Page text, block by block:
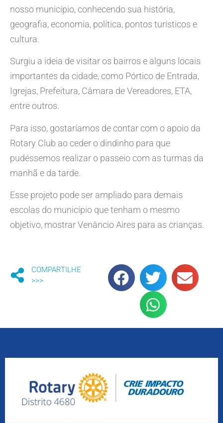
nosso município, conhecendo sua história,
geografia, economia, política, pontos turísticos e
cultura.
Surgiu a ideia de visitar os bairros e alguns locais
importantes da cidade, como Pórtico de Entrada,
Igrejas, Prefeitura, Câmara de Vereadores, ETA,
entre outros.
Para isso, gostaríamos de contar com o apoio da
Rotary Club ao ceder o dindinho para que
pudéssemos realizar o passeio com as turmas da
manhã e da tarde.
Esse projeto pode ser ampliado para demais
escolas do município que tenham o mesmo
objetivo, mostrar Venâncio Aires para as crianças.
COMPARTILHE
>>>